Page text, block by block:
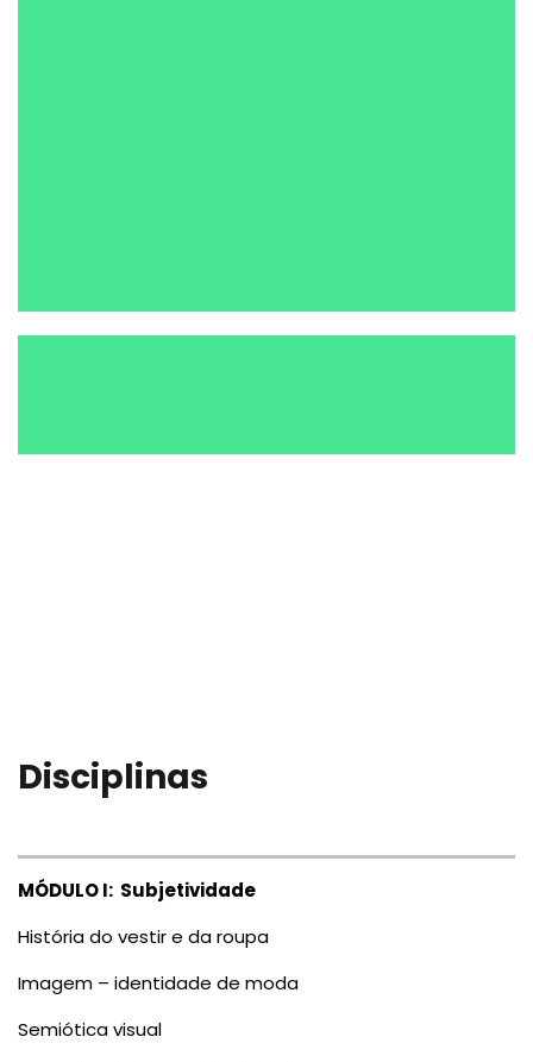
Disciplinas
MÓDULO I: Subjetividade
História do vestir e da roupa
Imagem – identidade de moda
Semiótica visual